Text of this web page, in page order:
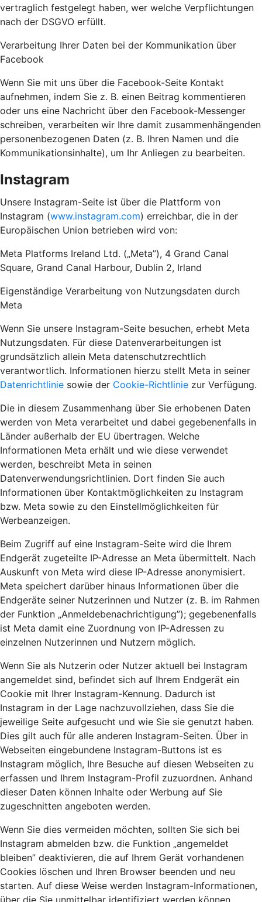
vertraglich festgelegt haben, wer welche Verpflichtungen
nach der DSGVO erfüllt.
Verarbeitung Ihrer Daten bei der Kommunikation über
Facebook
Wenn Sie mit uns über die Facebook-Seite Kontakt
aufnehmen, indem Sie z. B. einen Beitrag kommentieren
oder uns eine Nachricht über den Facebook-Messenger
schreiben, verarbeiten wir Ihre damit zusammenhängenden
personenbezogenen Daten (z. B. Ihren Namen und die
Kommunikationsinhalte), um Ihr Anliegen zu bearbeiten.
Instagram
Unsere Instagram-Seite ist über die Plattform von
Instagram (www.instagram.com) erreichbar, die in der
Europäischen Union betrieben wird von:
Meta Platforms Ireland Ltd. („Meta”), 4 Grand Canal
Square, Grand Canal Harbour, Dublin 2, Irland
Eigenständige Verarbeitung von Nutzungsdaten durch
Meta
Wenn Sie unsere Instagram-Seite besuchen, erhebt Meta
Nutzungsdaten. Für diese Datenverarbeitungen ist
grundsätzlich allein Meta datenschutzrechtlich
verantwortlich. Informationen hierzu stellt Meta in seiner
Datenrichtlinie sowie der Cookie-Richtlinie zur Verfügung.
Die in diesem Zusammenhang über Sie erhobenen Daten
werden von Meta verarbeitet und dabei gegebenenfalls in
Länder außerhalb der EU übertragen. Welche
Informationen Meta erhält und wie diese verwendet
werden, beschreibt Meta in seinen
Datenverwendungsrichtlinien. Dort finden Sie auch
Informationen über Kontaktmöglichkeiten zu Instagram
bzw. Meta sowie zu den Einstellmöglichkeiten für
Werbeanzeigen.
Beim Zugriff auf eine Instagram-Seite wird die Ihrem
Endgerät zugeteilte IP-Adresse an Meta übermittelt. Nach
Auskunft von Meta wird diese IP-Adresse anonymisiert.
Meta speichert darüber hinaus Informationen über die
Endgeräte seiner Nutzerinnen und Nutzer (z. B. im Rahmen
der Funktion „Anmeldebenachrichtigung”); gegebenenfalls
ist Meta damit eine Zuordnung von IP-Adressen zu
einzelnen Nutzerinnen und Nutzern möglich.
Wenn Sie als Nutzerin oder Nutzer aktuell bei Instagram
angemeldet sind, befindet sich auf Ihrem Endgerät ein
Cookie mit Ihrer Instagram-Kennung. Dadurch ist
Instagram in der Lage nachzuvollziehen, dass Sie die
jeweilige Seite aufgesucht und wie Sie sie genutzt haben.
Dies gilt auch für alle anderen Instagram-Seiten. Über in
Webseiten eingebundene Instagram-Buttons ist es
Instagram möglich, Ihre Besuche auf diesen Webseiten zu
erfassen und Ihrem Instagram-Profil zuzuordnen. Anhand
dieser Daten können Inhalte oder Werbung auf Sie
zugeschnitten angeboten werden.
Wenn Sie dies vermeiden möchten, sollten Sie sich bei
Instagram abmelden bzw. die Funktion „angemeldet
bleiben” deaktivieren, die auf Ihrem Gerät vorhandenen
Cookies löschen und Ihren Browser beenden und neu
starten. Auf diese Weise werden Instagram-Informationen,
über die Sie unmittelbar identifiziert werden können,